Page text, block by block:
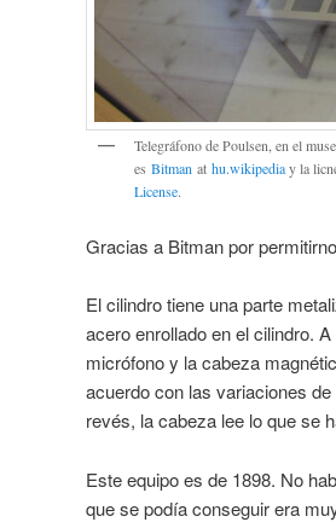
Telegráfono de Poulsen, en el
es Bitman at hu.wikipediay la
License.
Gracias a Bitman por
El cilindro tiene una parte
acero enrollado en el cilindro.
micrófono y la cabeza
acuerdo con las variaciones
revés, la cabeza lee lo que se
Este equipo es de 1898. No
que se podía conseguir era